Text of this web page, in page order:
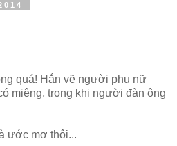
quá! Hắn vẽ người phụ nữ
miệng, trong khi người đàn ông
ước mơ thôi...